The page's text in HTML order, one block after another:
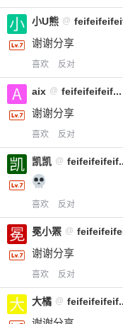
小U熊 @
谢谢分享
喜欢 反对
aix @ feifeifeifeif...
谢谢分享
喜欢 反对
凯凯 @
喜欢 反对
冕小罴 @
谢谢分享
喜欢 反对
大橘 @